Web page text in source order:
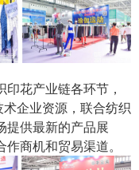
花产业链各环节，
企业资源，联合纺织
提供最新的产品展
商机和贸易渠道。